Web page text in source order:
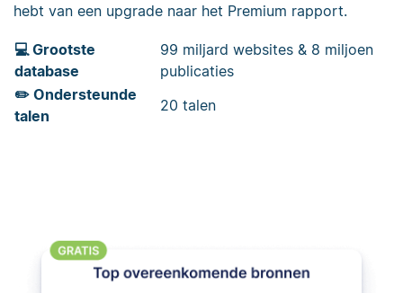
hebt van een upgrade naar het Premium rapport.
💻 Grootste
database
99 miljard websites & 8 miljoen
publicaties
✏️ Ondersteunde
talen
20 talen